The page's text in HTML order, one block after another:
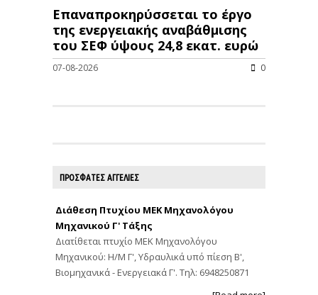
Επαναπροκηρύσσεται το έργο
της ενεργειακής αναβάθμισης
του ΣΕΦ ύψους 24,8 εκατ. ευρώ
07-08-2026 0
ΠΡΟΣΦΑΤΕΣ ΑΓΓΕΛΙΕΣ
Διάθεση Πτυχίου ΜΕΚ Μηχανολόγου
Μηχανικού Γ' Τάξης
Διατίθεται πτυχίο ΜΕΚ Μηχανολόγου
Μηχανικού: Η/Μ Γ', Υδραυλικά υπό πίεση Β',
Βιομηχανικά - Ενεργειακά Γ'. Τηλ: 6948250871